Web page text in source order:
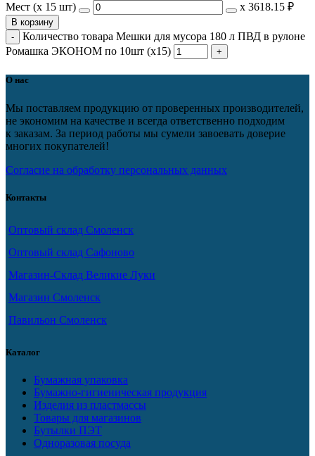
Мест (x 15 шт)
х 3618.15 ₽
В корзину
Количество товара Мешки для мусора 180 л ПВД в рулоне
Ромашка ЭКОНОМ по 10шт (х15)
О нас
Мы поставляем продукцию от проверенных производителей,
не экономим на качестве и всегда ответственно подходим
к заказам. За период работы мы сумели завоевать доверие
многих покупателей!
Согласие на обработку персональных данных
Контакты
Оптовый склад Смоленск
Оптовый склад Сафоново
Магазин-Склад Великие Луки
Магазин Смоленск
Павильон Смоленск
Каталог
Бумажная упаковка
Бумажно-гигиеническая продукция
Изделия из пластмассы
Товары для магазинов
Бутылки ПЭТ
Одноразовая посуда